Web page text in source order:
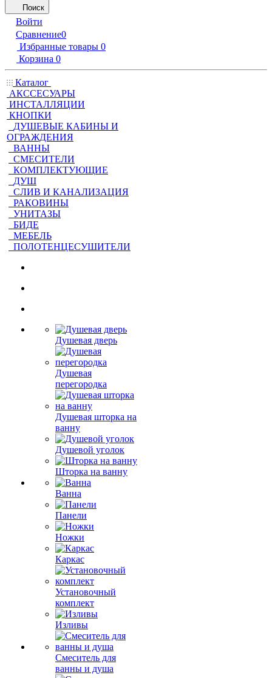
Поиск
Войти
Сравнение0
Избранные товары 0
Корзина 0
Каталог
АКССЕСУАРЫ
ИНСТАЛЛЯЦИИ
КНОПКИ
ДУШЕВЫЕ КАБИНЫ И
ОГРАЖДЕНИЯ
ВАННЫ
СМЕСИТЕЛИ
КОМПЛЕКТУЮЩИЕ
ДУШ
СЛИВ И КАНАЛИЗАЦИЯ
РАКОВИНЫ
УНИТАЗЫ
БИДЕ
МЕБЕЛЬ
ПОЛОТЕНЦЕСУШИТЕЛИ
Душевая дверь
Душевая
перегородка
Душевая шторка на
ванну
Душевой уголок
Шторка на ванну
Ванна
Панели
Ножки
Каркас
Установочный
комплект
Изливы
Смеситель для
ванны и душа